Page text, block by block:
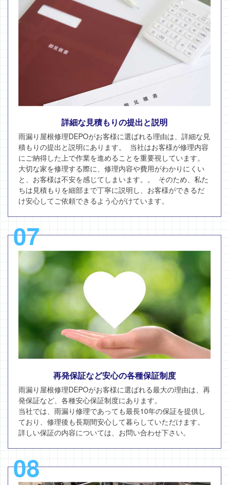
詳細な見積もりの提出と説明
雨漏り屋根修理DEPOがお客様に選ばれる理由は、詳細な見
積もりの提出と説明にあります。 当社はお客様が修理内容
にご納得した上で作業を進めることを重要視しています。
大切な家を修理する際に、修理内容や費用がわかりにくい
と、お客様は不安を感じてしまいます。。 そのため、私た
ちは見積もりを細部まで丁寧に説明し、お客様ができるだ
け安心してご依頼できるよう心がけています。
07
再発保証など安心の各種保証制度
雨漏り屋根修理DEPOがお客様に選ばれる最大の理由は、再
発保証など、各種安心保証制度にあります。
当社では、雨漏り修理であっても最長10年の保証を提供し
ており、修理後も長期間安心して暮らしていただけます。
詳しい保証の内容については、お問い合わせ下さい。
08